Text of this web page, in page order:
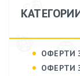
ОФЕРТИ
ОФЕРТИ